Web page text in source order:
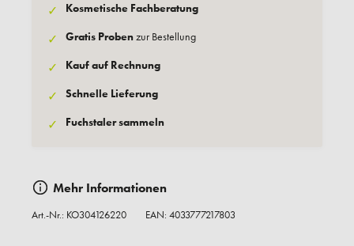
✓ Kosmetische Fachberatung
✓ Gratis Probenzur Bestellung
✓ Kauf auf Rechnung
✓ Schnelle Lieferung
✓ Fuchstaler sammeln
Mehr Informationen
Art.-Nr.: KO304126220 EAN: 4033777217803